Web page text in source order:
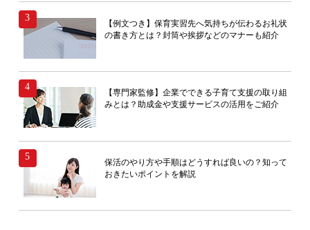
【例文つき】保育実習先へ気持ちが伝わるお礼状
の書き方とは？封筒や挨拶などのマナーも紹介
【専門家監修】企業でできる子育て支援の取り組
みとは？助成金や支援サービスの活用をご紹介
保活のやり方や手順はどうすれば良いの？知って
おきたいポイントを解説